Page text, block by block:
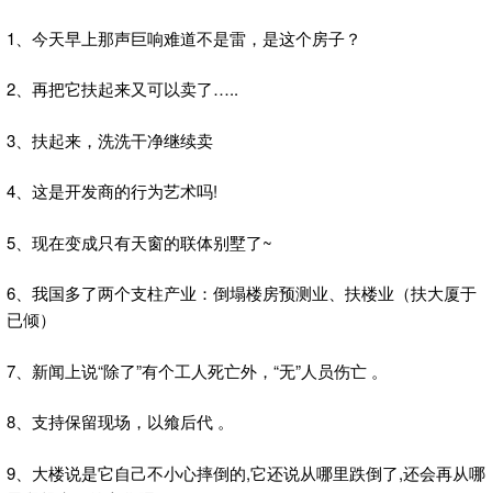
1、今天早上那声巨响难道不是雷，是这个房子？
2、再把它扶起来又可以卖了…..
3、扶起来，洗洗干净继续卖
4、这是开发商的行为艺术吗!
5、现在变成只有天窗的联体别墅了~
6、我国多了两个支柱产业：倒塌楼房预测业、扶楼业（扶大厦于
已倾）
7、新闻上说“除了”有个工人死亡外，“无”人员伤亡 。
8、支持保留现场，以飨后代 。
9、大楼说是它自己不小心摔倒的,它还说从哪里跌倒了,还会再从哪